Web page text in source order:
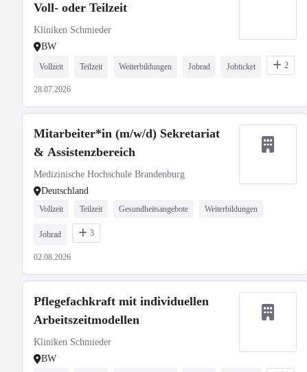
Voll- oder Teilzeit
Kliniken Schmieder
BW
Vollzeit Teilzeit Weiterbildungen Jobrad Jobticket 2
28.07.2026
Mitarbeiter*in (m/w/d) Sekretariat
& Assistenzbereich
Medizinische Hochschule Brandenburg
Deutschland
Vollzeit Teilzeit Gesundheitsangebote Weiterbildungen
Jobrad 3
02.08.2026
Pflegefachkraft mit individuellen
Arbeitszeitmodellen
Kliniken Schmieder
BW